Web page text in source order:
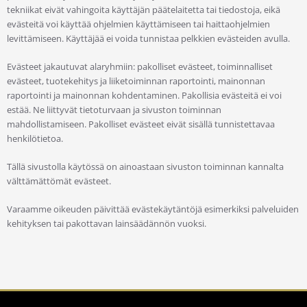
tekniikat eivät vahingoita käyttäjän päätelaitetta tai tiedostoja, eikä
evästeitä voi käyttää ohjelmien käyttämiseen tai haittaohjelmien
levittämiseen. Käyttäjää ei voida tunnistaa pelkkien evästeiden avulla.
Evästeet jakautuvat alaryhmiin: pakolliset evästeet, toiminnalliset
evästeet, tuotekehitys ja liiketoiminnan raportointi, mainonnan
raportointi ja mainonnan kohdentaminen. Pakollisia evästeitä ei voi
estää. Ne liittyvät tietoturvaan ja sivuston toiminnan
mahdollistamiseen. Pakolliset evästeet eivät sisällä tunnistettavaa
henkilötietoa.
Tällä sivustolla käytössä on ainoastaan sivuston toiminnan kannalta
välttämättömät evästeet.
Varaamme oikeuden päivittää evästekäytäntöjä esimerkiksi palveluiden
kehityksen tai pakottavan lainsäädännön vuoksi.